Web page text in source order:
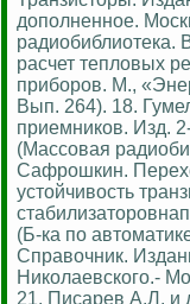
дополненное.
радиобиблиотека.
расчет тепловых
приборов. М.,
Вып. 264). 18.
приемников. Изд.
(Массовая
Сафрошкин.
устойчивость
(Б-ка по
Справочник.
Николаевского.-
21. Писарев А.Л. и